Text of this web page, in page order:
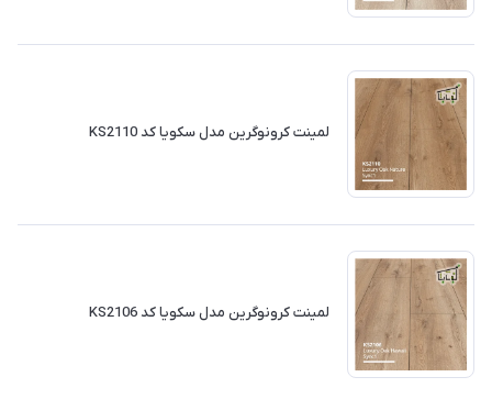
لمینت کرونوگرین مدل سکویا کد KS2110
لمینت کرونوگرین مدل سکویا کد KS2106